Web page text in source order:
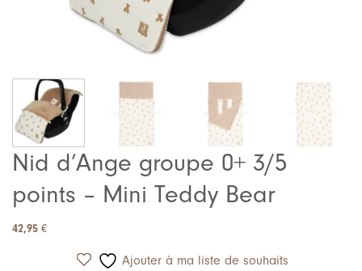
Nid d’Ange groupe 0+ 3/5
points – Mini Teddy Bear
42,95 €
Ajouter à ma liste de souhaits